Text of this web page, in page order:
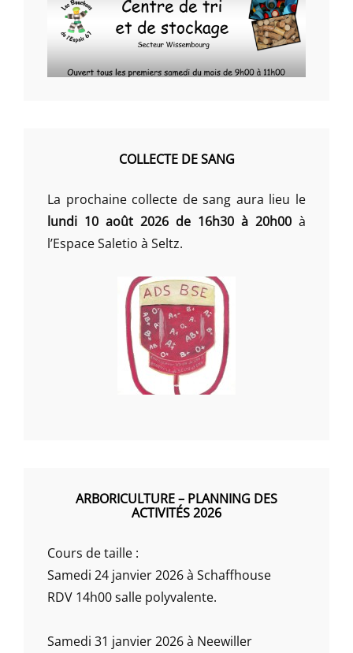
COLLECTE DE SANG
La prochaine collecte de sang aura lieu le
lundi 10 août 2026 de 16h30 à 20h00 à
l’Espace Saletio à Seltz.
ARBORICULTURE – PLANNING DES
ACTIVITÉS 2026
Cours de taille :
Samedi 24 janvier 2026 à Schaffhouse
RDV 14h00 salle polyvalente.
Samedi 31 janvier 2026 à Neewiller